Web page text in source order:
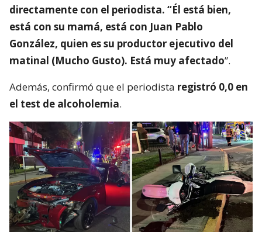
directamente con el periodista. “Él está bien,
está con su mamá, está con Juan Pablo
González, quien es su productor ejecutivo del
matinal (Mucho Gusto). Está muy afectado”.
Además, confirmó que el periodista registró 0,0 en
el test de alcoholemia.